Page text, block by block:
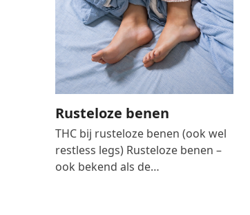
Rusteloze benen
THC bij rusteloze benen (ook wel
restless legs) Rusteloze benen –
ook bekend als de…